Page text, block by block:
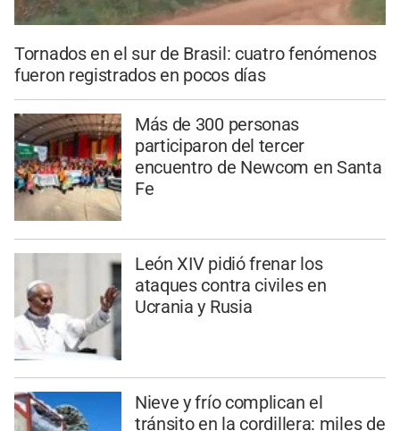
Tornados en el sur de Brasil: cuatro fenómenos
fueron registrados en pocos días
Más de 300 personas
participaron del tercer
encuentro de Newcom en Santa
Fe
León XIV pidió frenar los
ataques contra civiles en
Ucrania y Rusia
Nieve y frío complican el
tránsito en la cordillera: miles de